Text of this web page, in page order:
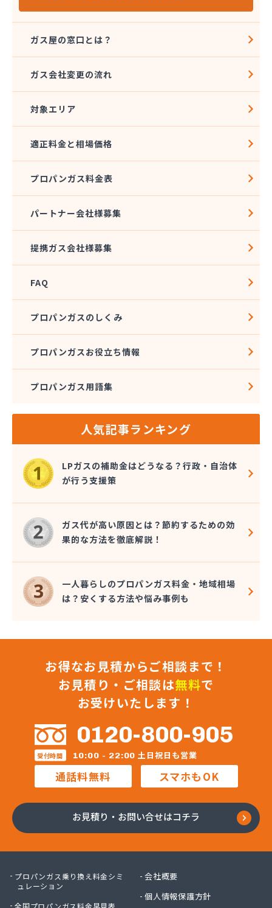
ガス屋の窓口とは？
ガス会社変更の流れ
対象エリア
適正料金と相場価格
プロパンガス料金表
パートナー会社様募集
提携ガス会社様募集
FAQ
プロパンガスのしくみ
プロパンガスお役立ち情報
プロパンガス用語集
人気記事ランキング
LPガスの補助金はどうなる？行政・自治体
が行う支援策
ガス代が高い原因とは？節約するための効
果的な方法を徹底解説！
一人暮らしのプロパンガス料金・地域相場
は？安くする方法や悩み事例も
お得なお見積からご相談まで！
お見積り・ご相談は無料で
お受けいたします！
0120-800-905
受付時間 10:00 - 22:00 土日祝日も営業
通話料無料 スマホもOK
お見積り・お問い合せはコチラ
プロパンガス乗り換え料金シミ
ュレーション
全国プロパンガス料金早見表
会社概要
個人情報保護方針